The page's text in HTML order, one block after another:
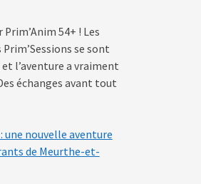
54+ ! Les
se sont
l’aventure a vraiment
échanges avant tout
une nouvelle aventure
de Meurthe-et-